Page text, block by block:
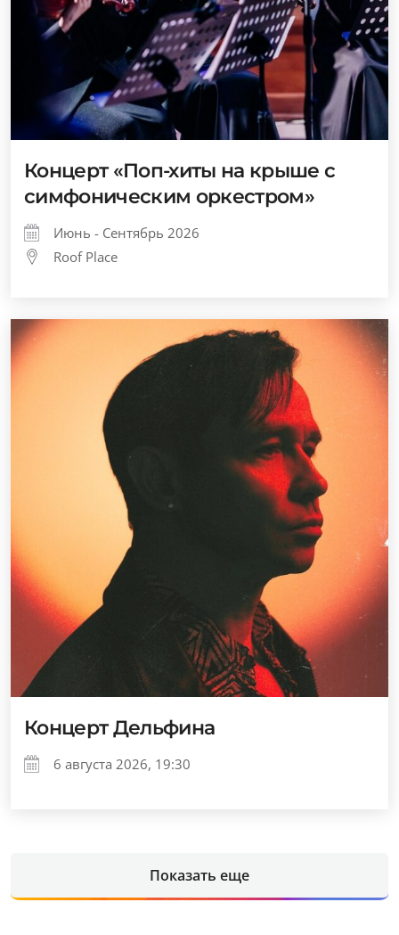
Концерт «Поп-хиты на крыше с
симфоническим оркестром»
Июнь - Сентябрь 2026
Roof Place
Концерт Дельфина
6 августа 2026, 19:30
Показать еще